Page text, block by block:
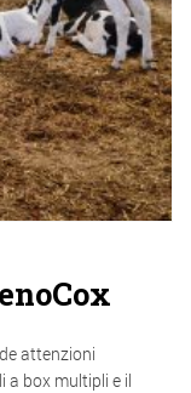
attenzioni
a box multipli e il